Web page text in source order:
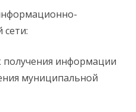
получения информации
муниципальной